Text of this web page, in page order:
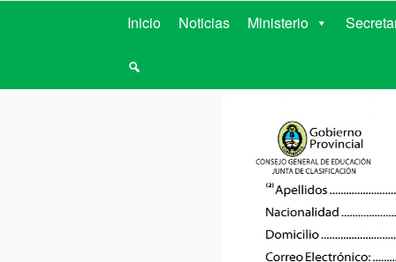
MINISTERIO
Inicio Noticias Ministerio